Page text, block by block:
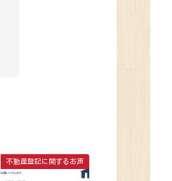
不動産登記に関するお声